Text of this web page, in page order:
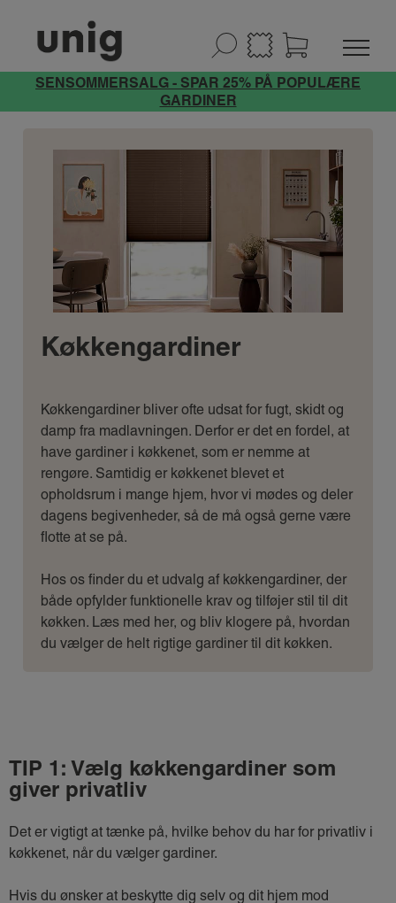
SENSOMMERSALG - SPAR 25% PÅ POPULÆRE
GARDINER
Køkkengardiner
Køkkengardiner bliver ofte udsat for fugt, skidt og
damp fra madlavningen. Derfor er det en fordel, at
have gardiner i køkkenet, som er nemme at
rengøre. Samtidig er køkkenet blevet et
opholdsrum i mange hjem, hvor vi mødes og deler
dagens begivenheder, så de må også gerne være
flotte at se på.
Hos os finder du et udvalg af køkkengardiner, der
både opfylder funktionelle krav og tilføjer stil til dit
køkken. Læs med her, og bliv klogere på, hvordan
du vælger de helt rigtige gardiner til dit køkken.
TIP 1: Vælg køkkengardiner som
giver privatliv
Det er vigtigt at tænke på, hvilke behov du har for privatliv i
køkkenet, når du vælger gardiner.
Hvis du ønsker at beskytte dig selv og dit hjem mod